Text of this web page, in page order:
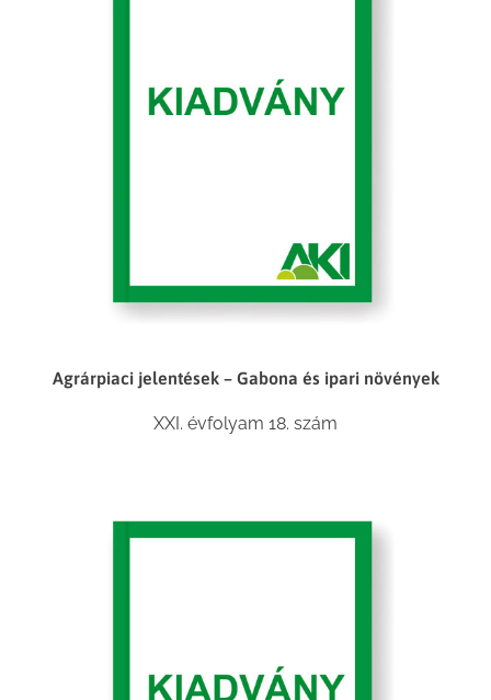
Agrárpiaci jelentések – Gabona és ipari növények
XXI. évfolyam 18. szám